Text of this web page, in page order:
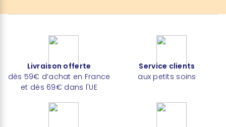
Livraison offerte
dès 59€ d’achat en France
et dès 69€ dans l'UE
Service clients
aux petits soins